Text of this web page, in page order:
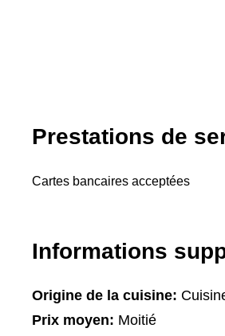
Prestations de
Cartes bancaires acceptées
Informations
Origine de la cuisine:
Prix moyen: Moitié